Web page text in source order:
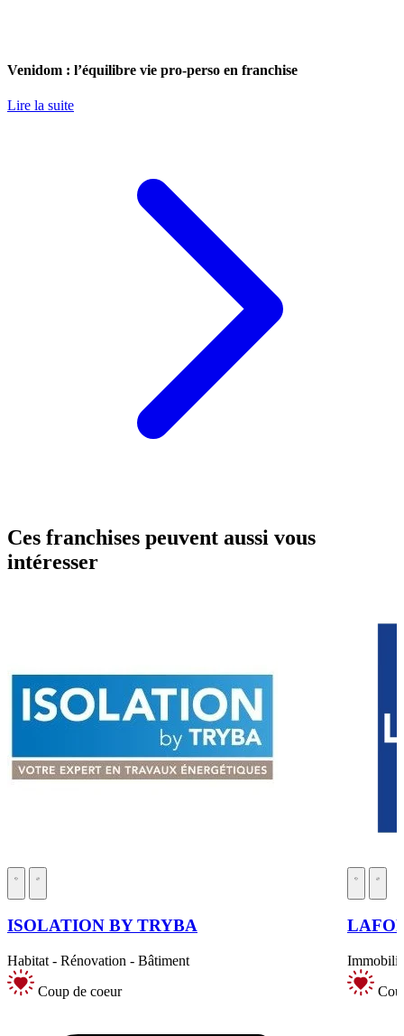
Venidom : l’équilibre vie pro-perso en franchise
Lire la suite
Ces franchises peuvent aussi vous
intéresser
ISOLATION BY TRYBA
Habitat - Rénovation - Bâtiment
Coup de coeur